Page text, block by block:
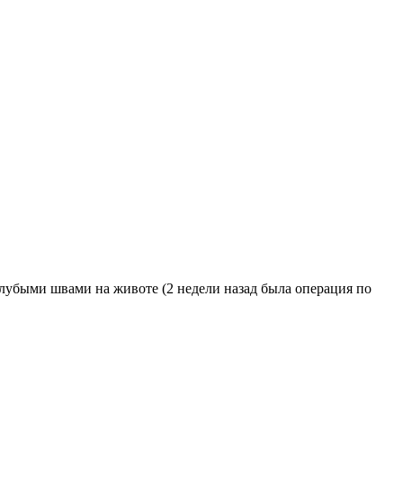
швами на животе (2 недели назад была операция по